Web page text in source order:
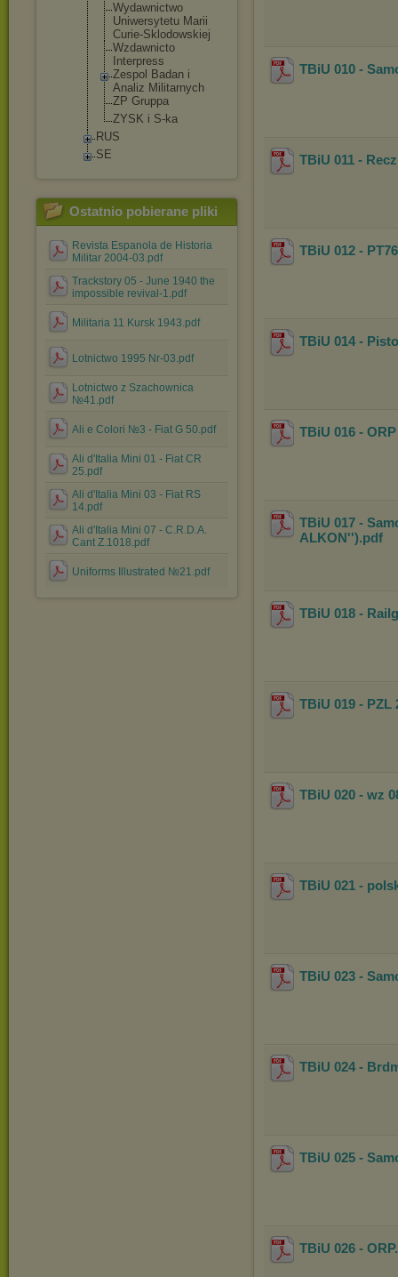
Wydawnictwo
Uniwersytetu Marii
Curie-Sklodowskiej
Wzdawnicto
Interpress
Zespol Badan i
Analiz Militarnych
ZP Gruppa
ZYSK i S-ka
RUS
SE
Ostatnio pobierane pliki
Revista Espanola de Historia
Militar 2004-03.pdf
Trackstory 05 - June 1940 the
impossible revival-1.pdf
Militaria 11 Kursk 1943.pdf
Lotnictwo 1995 Nr-03.pdf
Lotnictwo z Szachownica
№41.pdf
Ali e Colori №3 - Fiat G 50.pdf
Ali d'Italia Mini 01 - Fiat CR
25.pdf
Ali d'Italia Mini 03 - Fiat RS
14.pdf
Ali d'Italia Mini 07 - C.R.D.A.
Cant Z.1018.pdf
Uniforms Illustrated №21.pdf
TBiU 010 -
TBiU 011 -
TBiU 012 - PT76
TBiU 014 -
TBiU 016 -
TBiU 017 -
ALKON'').pdf
TBiU 018 -
TBiU 019 - PZL
TBiU 020 - wz
TBiU 021 -
TBiU 023 -
TBiU 024 -
TBiU 025 -
TBiU 026 -